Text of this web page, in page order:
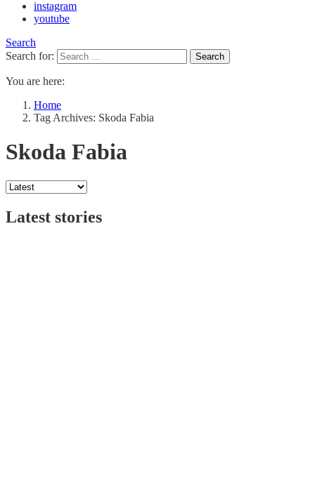
instagram
youtube
Search
Search for:
Search
You are here:
Home
Tag Archives: Skoda Fabia
Skoda Fabia
Latest stories